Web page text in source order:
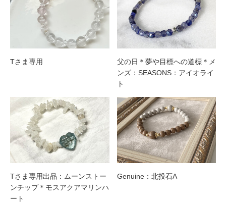
Tさま専用
父の日＊夢や目標への道標＊メ
ンズ：SEASONS：アイオライ
ト
Tさま専用出品：ムーンストー
ンチップ＊モスアクアマリンハ
ート
Genuine：北投石A